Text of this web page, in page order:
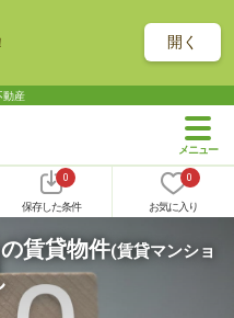
開く
動産
0
保存した条件
0
お気に入り
賃貸物件(賃貸マンショ